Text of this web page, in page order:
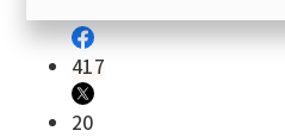
417
20
参加登録はこちら↑